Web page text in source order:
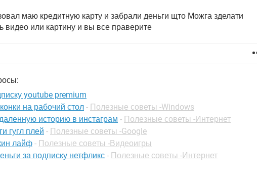
маю кредитную карту и забрали деньги щто Можга зделати
видео или картину и вы все праверите
youtube premium
на рабочий стол - Полезные советы -Windows
историю в инстаграм - Полезные советы -Интернет
гугл плей - Полезные советы -Google
лайф - Полезные советы -Видеоигры
за подписку нетфликс - Полезные советы -Интернет